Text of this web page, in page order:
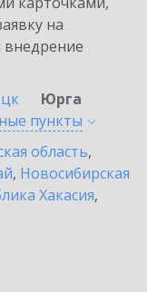
на
Юрга
пункты
область,
, Новосибирская
Хакасия,